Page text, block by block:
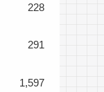
228
291
1,597